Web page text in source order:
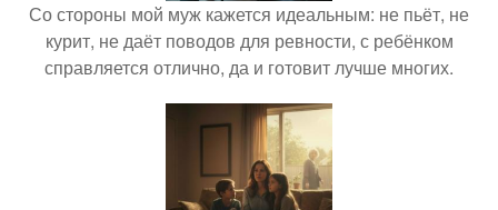
Со стороны мой муж кажется идеальным: не пьёт, не
курит, не даёт поводов для ревности, с ребёнком
справляется отлично, да и готовит лучше многих.